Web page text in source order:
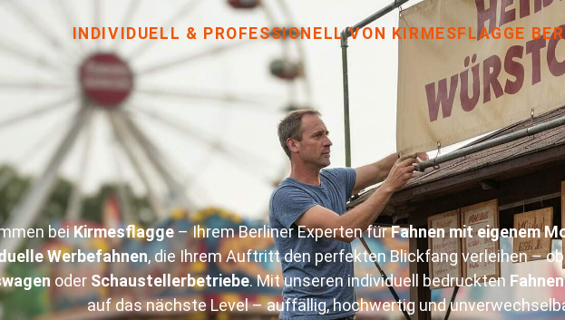
INDIVIDUELL & PROFESSIONELL VON KIRMESFLAGGE
beiKirmesflagge– Ihrem Berliner Experten fürFahnen mit eigenem
Werbefahnen, die Ihrem Auftritt den perfekten Blickfang verleihen –
oder Schaustellerbetriebe. Mit unseren individuell bedruckten Fahnen
auf das nächste Level – auffällig, hochwertig und